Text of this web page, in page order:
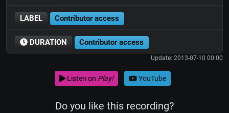
LABEL Contributor access
DURATION Contributor access
Update: 2013-07-10 00:00
Listen on Play! YouTube
Do you like this recording?